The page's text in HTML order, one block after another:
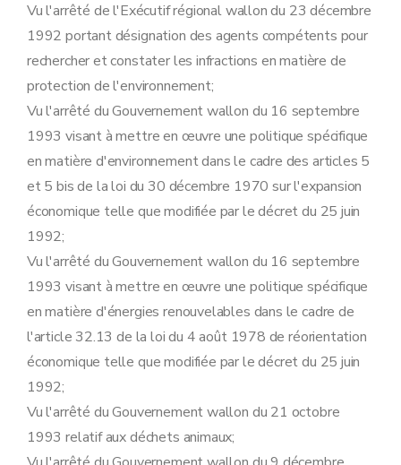
Art. 95
Sous-section 2 (Modalités de la procédure visée aux articles 65, §1
Art. 95bis
Art. 95ter
Art. 95quater
Art. 95sexies
Art. 95septies
Art. 95novies
Art. 95decies
Art. 96bis
Sous-section 2
Art. 97bis
Sous-section 3 Modalités du recours contre les mesures de sécurité, visé à l'article 71, §4 et §5, du décret
Art. 98
Art. 99
Art. 100
Art. 101
Art. 102
Art. 104
Art. 105
Art. 106
Sous-section 4 Modalités de perception des amendes administratives visées à l'article 76 du décret
Vu l'arrêté de l'Exécutif régional wallon du 23 décembre
1992 portant désignation des agents compétents pour
rechercher et constater les infractions en matière de
protection de l'environnement;
Vu l'arrêté du Gouvernement wallon du 16 septembre
1993 visant à mettre en œuvre une politique spécifique
en matière d'environnement dans le cadre des articles 5
et 5 bis de la loi du 30 décembre 1970 sur l'expansion
économique telle que modifiée par le décret du 25 juin
1992;
Vu l'arrêté du Gouvernement wallon du 16 septembre
1993 visant à mettre en œuvre une politique spécifique
en matière d'énergies renouvelables dans le cadre de
l'article 32.13 de la loi du 4 août 1978 de réorientation
économique telle que modifiée par le décret du 25 juin
1992;
Vu l'arrêté du Gouvernement wallon du 21 octobre
1993 relatif aux déchets animaux;